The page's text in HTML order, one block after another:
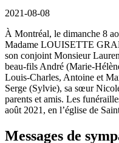
2021-08-08
À Montréal, le dimanche 8
Madame LOUISETTE
son conjoint Monsieur
beau-fils André (Marie-
Louis-Charles, Antoine et
Serge (Sylvie), sa sœur
parents et amis. Les
août 2021, en l’église de
Messages de